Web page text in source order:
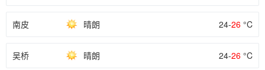
南皮 晴朗 24-26 °C
吴桥 晴朗 24-26 °C